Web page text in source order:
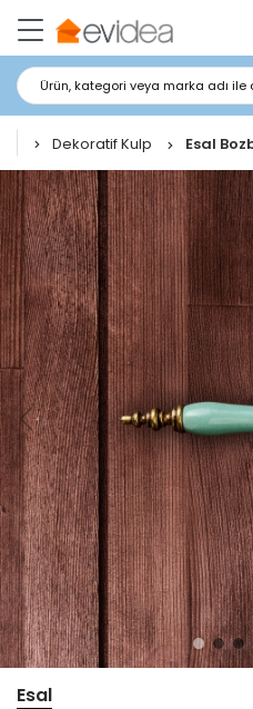
Ürün, kategori veya marka adı ile
Dekoratif Kulp Esal
Esal